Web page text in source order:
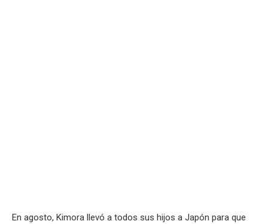
En agosto, Kimora llevó a todos sus hijos a Japón para que